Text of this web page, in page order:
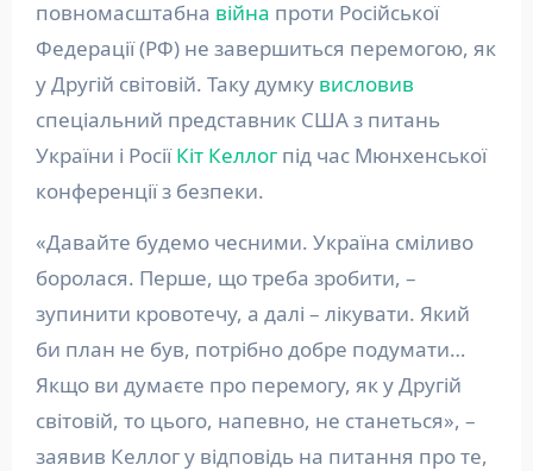
повномасштабна війна проти Російської
Федерації (РФ) не завершиться перемогою, як
у Другій світовій. Таку думку висловив
спеціальний представник США з питань
України і РосіїКіт Келлогпід час Мюнхенської
конференції з безпеки.
«Давайте будемо чесними. Україна сміливо
боролася. Перше, що треба зробити, –
зупинити кровотечу, а далі – лікувати. Який
би план не був, потрібно добре подумати…
Якщо ви думаєте про перемогу, як у Другій
світовій, то цього, напевно, не станеться», –
заявив Келлог у відповідь на питання про те,